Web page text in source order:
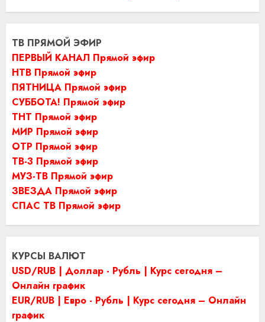
ТВ ПРЯМОЙ ЭФИР
ПЕРВЫЙ КАНАЛ Прямой эфир
НТВ Прямой эфир
ПЯТНИЦА Прямой эфир
СУББОТА! Прямой эфир
ТНТ Прямой эфир
МИР Прямой эфир
ОТР Прямой эфир
ТВ-3 Прямой эфир
МУЗ-ТВ Прямой эфир
ЗВЕЗДА Прямой эфир
СПАС ТВ Прямой эфир
КУРСЫ ВАЛЮТ
USD/RUB | Доллар - Рубль | Курс сегодня –
Онлайн график
EUR/RUB | Евро - Рубль | Курс сегодня – Онлайн
график